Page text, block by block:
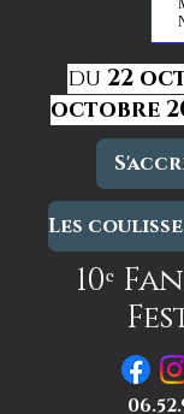
du 22
octobre
10ᵉ
Les